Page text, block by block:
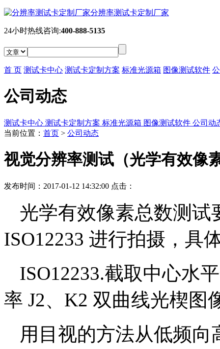
分辨率测试卡定制厂家
24小时热线咨询:400-888-5135
首 页 测试卡中心 测试卡定制方案 标准光源箱 图像测试软件
公司动态
测试卡中心 测试卡定制方案 标准光源箱 图像测试软件 公司动
当前位置： 首页 > 公司动态
视觉分辨率测试（光学有效像
发布时间：2017-01-12 14:32:00 点击：
光学有效像素总数测试
ISO12233 进行拍摄，具
ISO12233.截取中心水
率 J2、K2 双曲线光楔图
用目视的方法从低频